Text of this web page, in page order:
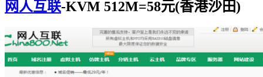
网人互联-KVM 512M=58元(香港沙田)